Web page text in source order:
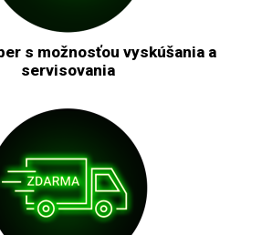
s možnosťou vyskúšania a
servisovania